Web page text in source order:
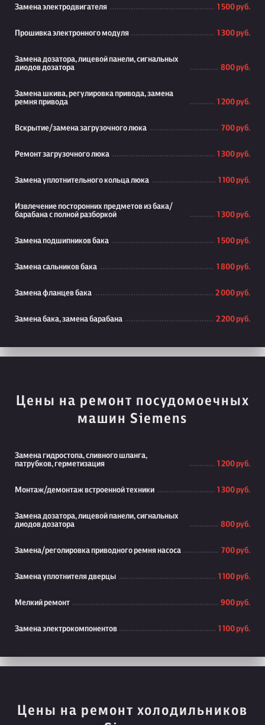
Замена электродвигателя 1 500 руб.
Прошивка электронного модуля 1 300 руб.
Замена дозатора, лицевой панели, сигнальных
диодов дозатора
800 руб.
Замена шкива, регулировка привода, замена
ремня привода
1 200 руб.
Вскрытие/замена загрузочного люка 700 руб.
Ремонт загрузочного люка 1 300 руб.
Замена уплотнительного кольца люка 1 100 руб.
Извлечение посторонних предметов из бака/
барабана с полной разборкой
1 300 руб.
Замена подшипников бака 1 500 руб.
Замена сальников бака 1 800 руб.
Замена фланцев бака 2 000 руб.
Замена бака, замена барабана 2 200 руб.
Цены на ремонт посудомоечных
машин Siemens
Замена гидростопа, сливного шланга,
патрубков, герметизация
1 200 руб.
Монтаж/демонтаж встроенной техники 1 300 руб.
Замена дозатора, лицевой панели, сигнальных
диодов дозатора
800 руб.
Замена/реголировка приводного ремня насоса 700 руб.
Замена уплотнителя дверцы 1 100 руб.
Мелкий ремонт 900 руб.
Замена электрокомпонентов 1 100 руб.
Цены на ремонт холодильников